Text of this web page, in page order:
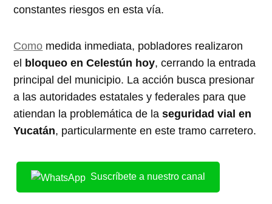
constantes riesgos en esta vía.
Como medida inmediata, pobladores realizaron
el bloqueo en Celestún hoy, cerrando la entrada
principal del municipio. La acción busca presionar
a las autoridades estatales y federales para que
atiendan la problemática de laseguridad vial en
Yucatán, particularmente en este tramo carretero.
Suscríbete a nuestro canal